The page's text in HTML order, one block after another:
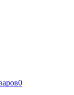
0